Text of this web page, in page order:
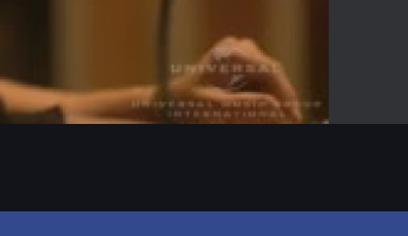
-04:10
Mute
Enter